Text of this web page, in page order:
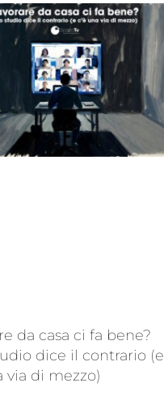
da casa ci fa bene?
dice il contrario (e
via di mezzo)